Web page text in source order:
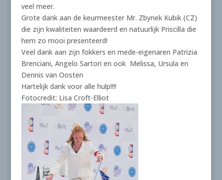
veel meer.
Grote dank aan de keurmeester Mr. Zbynek Kubik (CZ)
die zijn kwaliteiten waardeerd en natuurlijk Priscilla die
hem zo mooi presenteerd!
Veel dank aan zijn fokkers en mede-eigenaren Patrizia
Brenciani, Angelo Sartori en ook Melissa, Ursula en
Dennis van Oosten
Hartelijk dank voor alle hulp!!!!
Fotocredit: Lisa Croft-Elliot